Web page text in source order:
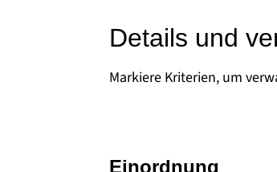
Details und
Markiere Kriterien, um
Einordnung